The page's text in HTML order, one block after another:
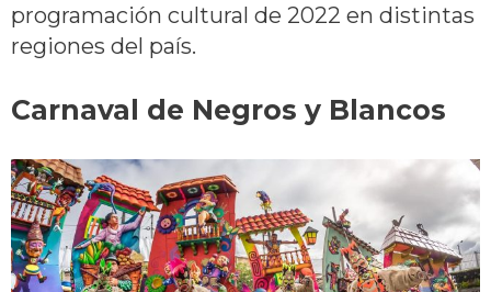
programación cultural de 2022 en distintas
regiones del país.
Carnaval de Negros y Blancos